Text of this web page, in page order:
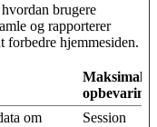
brugere
og rapporterer
forbedre hjemmesiden.
Maksimal
om
Session